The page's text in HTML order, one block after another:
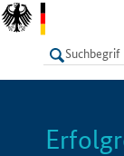
LISTE